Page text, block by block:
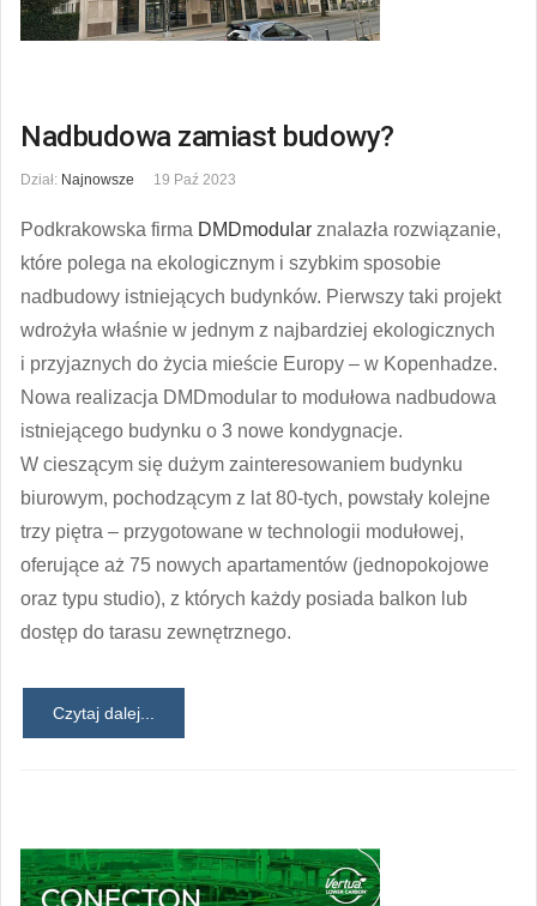
Nadbudowa zamiast budowy?
Dział: Najnowsze 19 Paź 2023
Podkrakowska firma DMDmodular znalazła rozwiązanie,
które polega na ekologicznym i szybkim sposobie
nadbudowy istniejących budynków. Pierwszy taki projekt
wdrożyła właśnie w jednym z najbardziej ekologicznych
i przyjaznych do życia mieście Europy – w Kopenhadze.
Nowa realizacja DMDmodular to modułowa nadbudowa
istniejącego budynku o 3 nowe kondygnacje.
W cieszącym się dużym zainteresowaniem budynku
biurowym, pochodzącym z lat 80-tych, powstały kolejne
trzy piętra – przygotowane w technologii modułowej,
oferujące aż 75 nowych apartamentów (jednopokojowe
oraz typu studio), z których każdy posiada balkon lub
dostęp do tarasu zewnętrznego.
Czytaj dalej...